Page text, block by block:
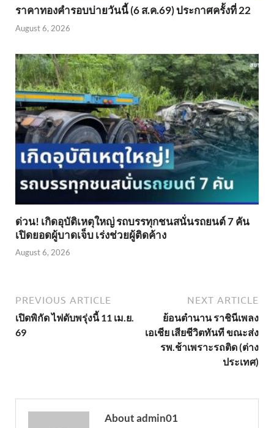
ราคาทองคำรอบบ่ายวันนี้ (6 ส.ค.69) ประกาศครั้งที่ 22
August 6, 2026
ด่วน! เกิดอุบัติเหตุใหญ่ รถบรรทุกชนสนั่นรถยนต์ 7 คัน
เปิดยอดผู้บาดเจ็บ เร่งช่วยผู้ติดค้าง
August 6, 2026
PREVIOUS ARTICLE
เปิดพิกัด ไฟดับพรุ่งนี้ 11 เม.ย.
69
NEXT ARTICLE
ย้อนตำนาน ราชินีเพลง
เอเชีย เสียชีวิตทันที ขณะส่ง
รพ.ช้าเพราะรถติด (ต่าง
ประเทศ)
About admin01